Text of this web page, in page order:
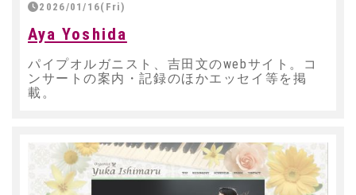
2026/01/16(Fri)
Aya Yoshida
パイプオルガニスト、吉田文のwebサイト。コ
ンサートの案内・記録のほかエッセイ等を掲
載。